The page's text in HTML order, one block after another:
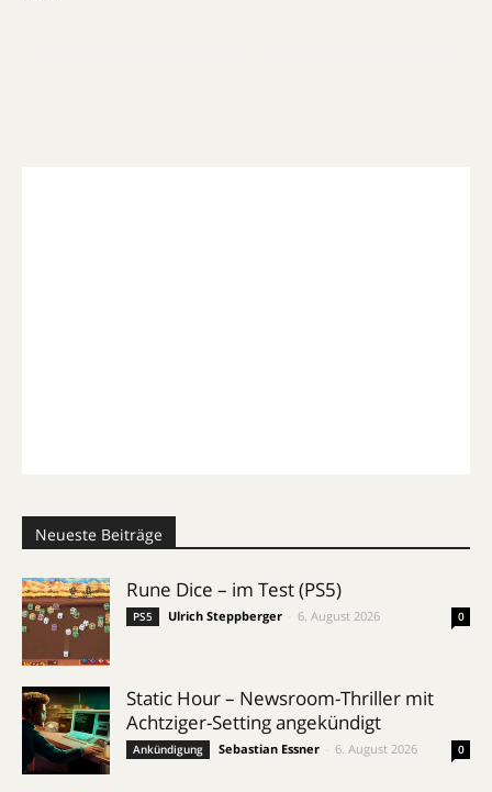
Neueste Beiträge
Rune Dice – im Test (PS5)
PS5 Ulrich Steppberger 6. August 2026 0
Static Hour – Newsroom-Thriller mit
Achtziger-Setting angekündigt
Ankündigung Sebastian Essner 6. August 2026 0